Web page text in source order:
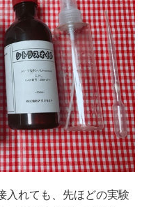
れても、先ほどの実験